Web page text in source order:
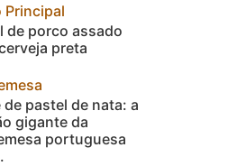
Principal
de porco assado
preta
de pastel de nata: a
gigante da
portuguesa